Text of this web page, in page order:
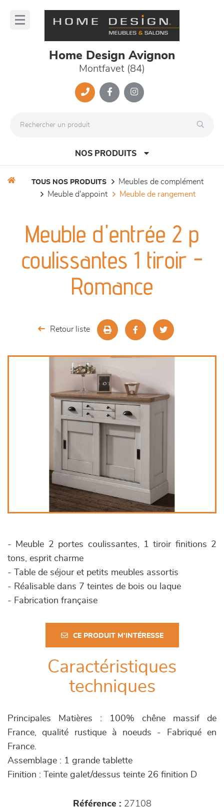
Home Design Avignon
Montfavet (84)
NOS PRODUITS
séjours
meubles de complément
chambres et dressing
TOUS NOS PRODUITS
meubles de complément
meuble d'appoint
meuble de rangement
Meuble d'entrée 2 p
coulissantes 1 tiroir -
Romance
Retour liste
- Meuble 2 portes coulissantes, 1 tiroir finitions 2
tons, esprit charme
- Table de séjour et petits meubles assortis
- Réalisable dans 7 teintes de bois ou laque
- Fabrication française
CE PRODUIT M'INTÉRESSE
Caractéristiques
techniques
Principales Matières : 100% chêne massif de
France, qualité rustique à noeuds - Fabriqué en
France.
Assemblage : 1 grande tablette
Finition : Teinte galet/dessus teinte 26 finition D
Référence : 27108